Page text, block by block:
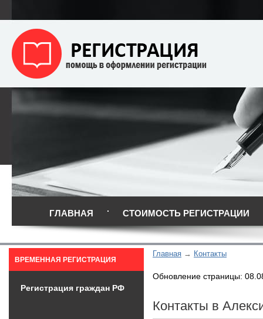
ГЛАВНАЯ СТОИМОСТЬ РЕГИСТРАЦИИ
Главная Контакты
Обновление страницы:
Контакты в
ВРЕМЕННАЯ РЕГИСТРАЦИЯ
Регистрация граждан РФ